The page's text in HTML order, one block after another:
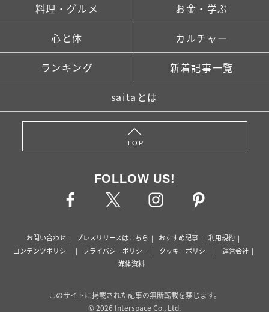
料理・グルメ お金・学ぶ
心と体 カルチャー
ランキング 新着記事一覧
saitaとは
TOP
FOLLOW US!
お問い合わせ プレスリリースはこちら おすすめ記事
利用規約
コンテンツポリシー
プライバシーポリシー クッキーポリシー
運営会社
媒体資料
このサイトに掲載された記事の無断転載を禁じます。
© 2026 Interspace Co., Ltd.